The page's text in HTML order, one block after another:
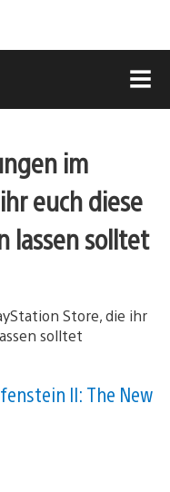
im
euch diese
lassen solltet
II: The New